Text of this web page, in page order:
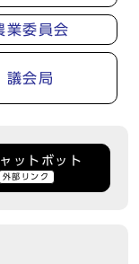
業委員会
議会局
ットボット
外部リンク